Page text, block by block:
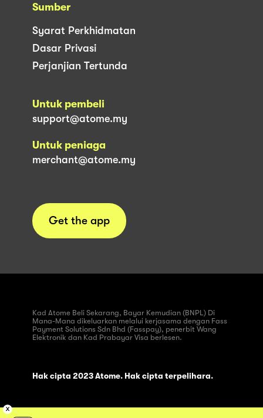
Sumber
Syarat Perkhidmatan
Dasar Privasi
Perjanjian Tertunda
Untuk pembeli
support@atome.my
Untuk peniaga
merchant@atome.my
Get the app
Kad Atome Beli Sekarang, Bayar Kemudian (BNPL) Di
Mana-Mana dikeluarkan melalui kerjasama dengan Fass
Payment Solutions Sdn Bhd (Fasspay), penerbit Wang
Elektronik dan Kad Prabayar Visa berlesen.
Hak cipta 2023 Atome. Hak cipta terpelihara.